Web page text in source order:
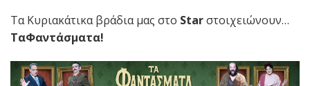
Tα Κυριακάτικα βράδια μας στο Starστοιχειώνουν…
ΤαΦαντάσματα!